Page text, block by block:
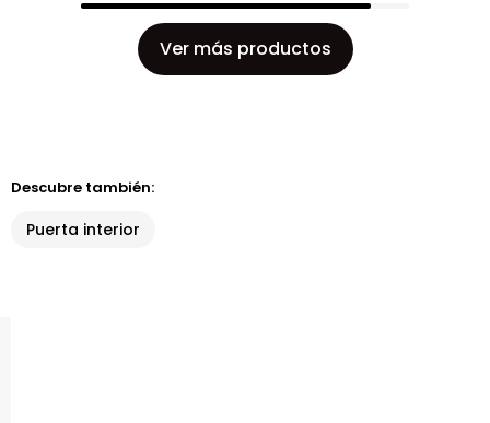
Ver más productos
Descubre también:
Puerta interior